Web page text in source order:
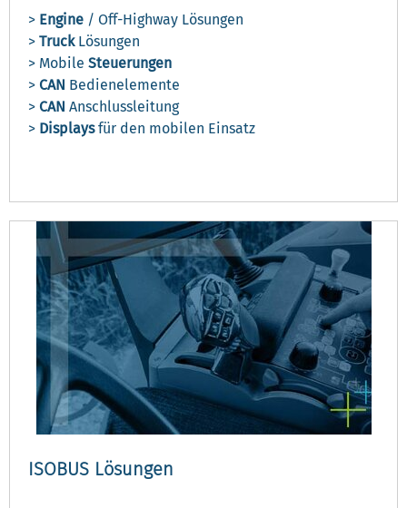
> Engine / Off-Highway Lösungen
> TruckLösungen
> Mobile Steuerungen
> CAN Bedienelemente
> CAN Anschlussleitung
> Displaysfür den mobilen Einsatz
ISOBUS Lösungen